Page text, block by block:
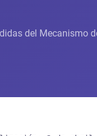
del Mecanismo